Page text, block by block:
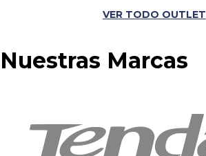
VER TODO OUTLET
Nuestras Marcas